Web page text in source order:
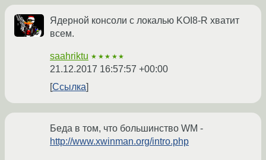
Ядерной консоли с локалью KOI8-R хватит
всем.
saahriktu ★★★★★
21.12.2017 16:57:57 +00:00
Ссылка
Беда в том, что большинство WM -
http://www.xwinman.org/intro.php